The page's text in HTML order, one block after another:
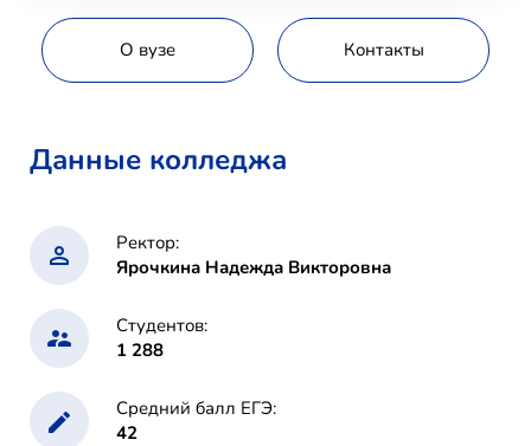
О вузе Контакты
Данные колледжа
Ректор:
Ярочкина Надежда Викторовна
Студентов:
1 288
Средний балл ЕГЭ:
42